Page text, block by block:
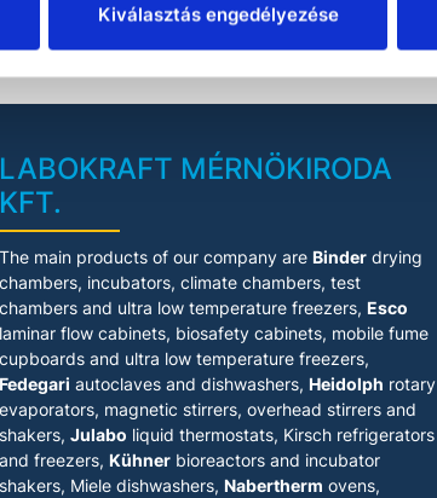
Kiválasztás engedélyezése
of high
speed and
with
boiling
support
standing
drying
distillation
and other
work in
kilo
scale-up
LABOKRAFT MÉRNÖKIRODA
KFT.
The main products of our company areBinder drying
chambers, incubators, climate chambers, test
chambers and ultra low temperature freezers,Esco
laminar flow cabinets, biosafety cabinets, mobile fume
cupboards and ultra low temperature freezers,
Fedegari autoclaves and dishwashers,Heidolph rotary
evaporators, magnetic stirrers, overhead stirrers and
shakers,Julabo liquid thermostats, Kirsch refrigerators
and freezers,Kühner bioreactors and incubator
shakers, Miele dishwashers,Nabertherm ovens,